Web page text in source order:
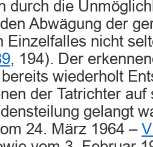
durch die
Abwägung der
Einzelfalles nicht
, 194). Der
wiederholt
der Tatrichter
gelangt
24. März 1964 –